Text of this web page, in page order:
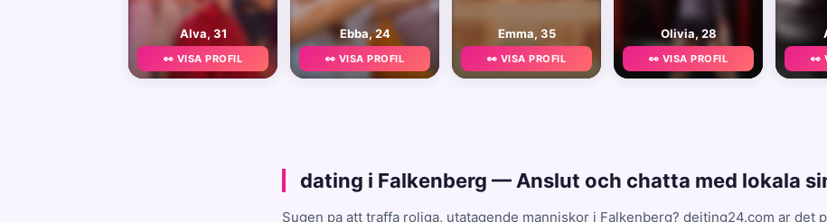
Alva, 31
👀 VISA PROFIL
Ebba, 24
👀 VISA PROFIL
Emma, 35
👀 VISA PROFIL
Olivia, 28
👀 VISA PROFIL 👀
dating i Falkenberg — Anslut och chatta med lokala
Sugen pa att traffa roliga, utatagende manniskor i Falkenberg? dejting24.com ar det